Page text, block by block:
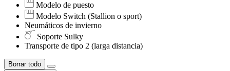
Modelo de puesto
Modelo Switch (Stallion o sport)
Neumáticos de invierno
Soporte Sulky
Transporte de tipo 2 (larga distancia)
Borrar todo